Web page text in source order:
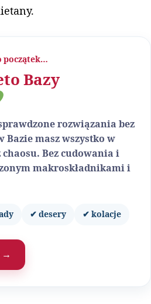
początek…
Bazy
rozwiązania bez
masz wszystko w
Bez cudowania i
makroskładnikami i
✔ desery ✔ kolacje
→